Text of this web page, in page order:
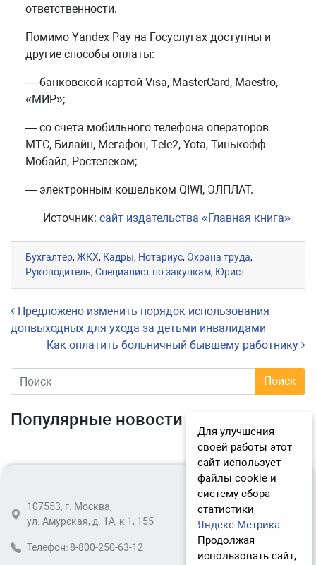
ответственности.
Помимо Yandex Pay на Госуслугах доступны и
другие способы оплаты:
— банковской картой Visa, MasterCard, Maestro,
«МИР»;
— со счета мобильного телефона операторов
МТС, Билайн, Мегафон, Тele2, Yota, Тинькофф
Мобайл, Ростелеком;
— электронным кошельком QIWI, ЭЛПЛАТ.
Источник: сайт издательства «Главная книга»
Бухгалтер,ЖКХ, Кадры, Нотариус,Охрана труда,
Руководитель,Специалист по закупкам, Юрист
Навигация по записям
Предложено изменить порядок использования
допвыходных для ухода за детьми-инвалидами
Как оплатить больничный бывшему работнику
Популярные новости
107553, г. Москва,
ул. Амурская, д. 1А, к 1, 155
Телефон: 8-800-250-63-12
Для улучшения
своей работы этот
сайт использует
файлы cookie и
систему сбора
статистики
Яндекс.Метрика.
Продолжая
использовать сайт,